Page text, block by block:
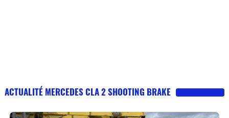
ACTUALITÉ MERCEDES CLA 2 SHOOTING BRAKE